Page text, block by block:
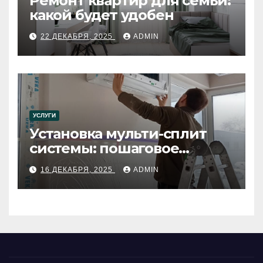
какой будет удобен
22 ДЕКАБРЯ, 2025 ADMIN
УСЛУГИ
Установка мульти-сплит
системы: пошаговое
руководство
16 ДЕКАБРЯ, 2025 ADMIN